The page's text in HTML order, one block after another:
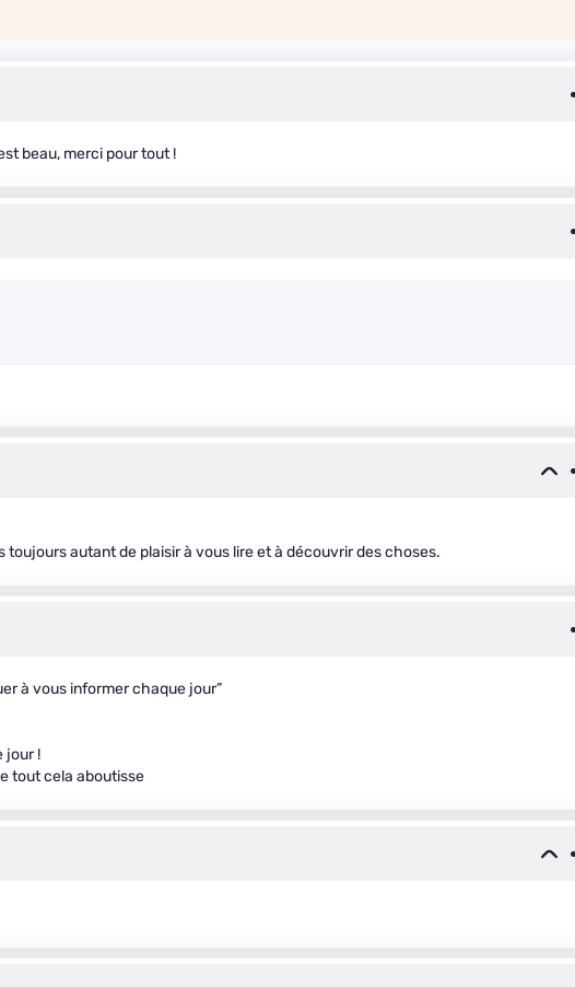
beau, merci pour tout !
toujours autant de plaisir à vous lire et à découvrir des choses.
à vous informer chaque jour”
jour !
tout cela aboutisse